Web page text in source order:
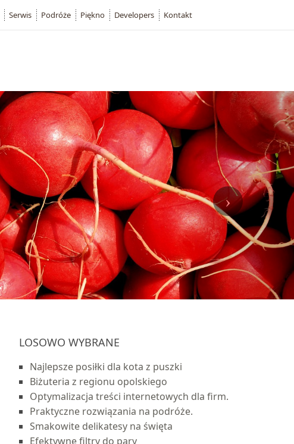
LOSOWO WYBRANE
Najlepsze posiłki dla kota z puszki
Biżuteria z regionu opolskiego
Optymalizacja treści internetowych dla firm.
Praktyczne rozwiązania na podróże.
Smakowite delikatesy na święta
Efektywne filtry do pary
Serwis Podróże Piękno Developers Kontakt